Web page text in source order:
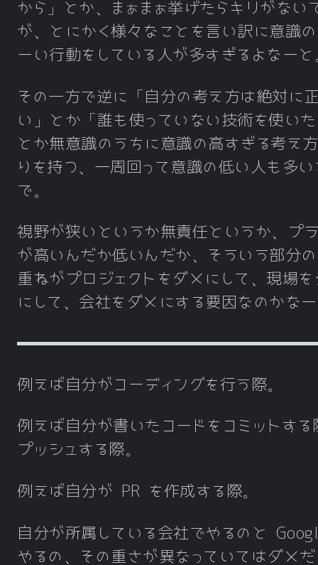
から」とか、まぁまぁ挙げたらキリがない
が、とにかく様々なことを言い訳に意識
ーい行動をしている人が多すぎるよなーと
その一方で逆に「自分の考え方は絶対に
い」とか「誰も使っていない技術を使い
とか無意識のうちに意識の高すぎる考え
りを持つ、一周回って意識の低い人も多
で。
視野が狭いというか無責任というか、プ
が高いんだか低いんだか、そういう部分
重ねがプロジェクトをダメにして、現場
にして、会社をダメにする要因なのかな
例えば自分がコーディングを行う際。
例えば自分が書いたコードをコミットする
プッシュする際。
例えば自分が PR を作成する際。
自分が所属している会社でやるのと
やるの、その重さが異なっていてはダメ